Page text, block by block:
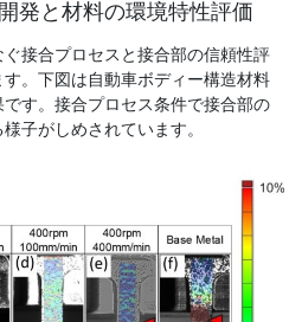
発と材料の環境特性評価
接合プロセスと接合部の信頼性評
。下図は自動車ボディー構造材料
す。接合プロセス条件で接合部の
子がしめされています。